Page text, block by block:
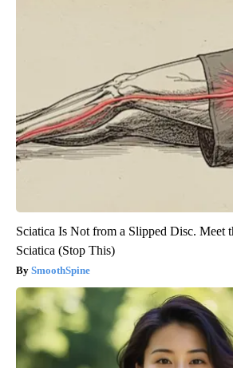
Sciatica Is Not from a Slipped Disc. Meet
Sciatica (Stop This)
SmoothSpine